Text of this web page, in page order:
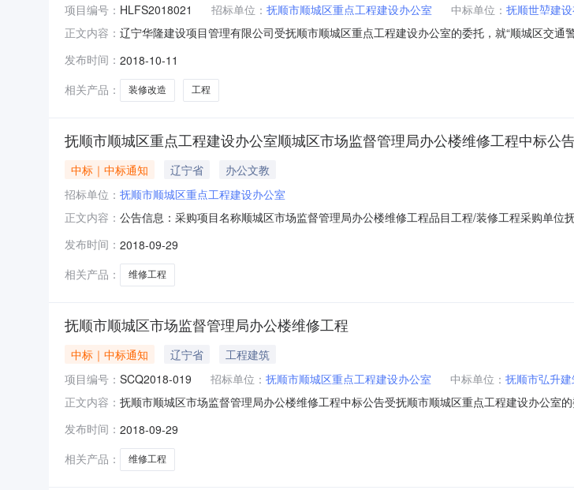
项目编号： HLFS2018021 招标单位： 抚顺市顺城区重点工程建设办公室 中标单位： 抚顺世堃建
正文内容： 辽宁华隆建设项目管理有限公司受抚顺市顺城区重点工程建设办公室的委托，就“顺城区交
名称：抚顺市顺城区重点工程建设办公室采购单位地址：抚顺市顺城区采购单位联系方式：
生间地
发布时间： 2018-10-11
相关产品：
装修改造 工程
抚顺市顺城区重点工程建设办公室顺城区市场监督管理局办公楼维修工程中标公
中标｜中标通知 辽宁省
办公文教
招标单位： 抚顺市顺城区重点工程建设办公室
正文内容： 公告信息：采购项目名称顺城区市场监督管理局办公楼维修工程品目工程/装修工程采购单
联系电话15898354989采购单位抚顺市顺城区重点工程建设办公室采购单位地址辽宁省抚顺
发布时间： 2018-09-29
相关产品：
维修工程
抚顺市顺城区市场监督管理局办公楼维修工程
中标｜中标通知 辽宁省
工程建筑
项目编号： SCQ2018-019 招标单位： 抚顺市顺城区重点工程建设办公室 中标单位： 抚顺市弘升
正文内容： 抚顺市顺城区市场监督管理局办公楼维修工程中标公告受抚顺市顺城区重点工程建设办公
30分4、采购结果如下：中标供应商名称：抚顺市弘升建筑有限公司中标金额（人民币元）
日后若无异议，将
发布时间： 2018-09-29
相关产品：
维修工程